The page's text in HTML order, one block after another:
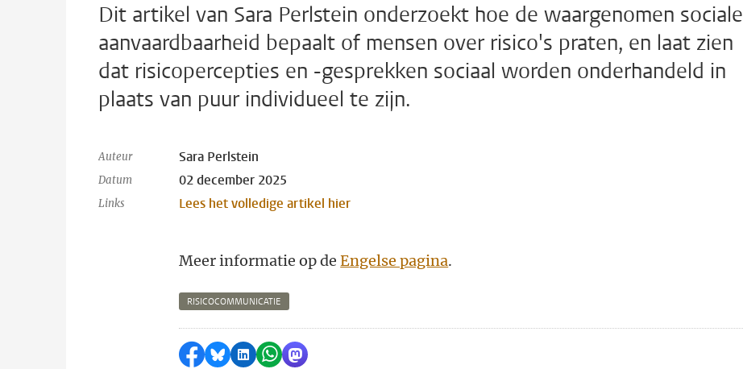
Dit artikel van Sara Perlstein onderzoekt hoe de waargenomen sociale
aanvaardbaarheid bepaalt of mensen over risico's praten, en laat zien
dat risicopercepties en -gesprekken sociaal worden onderhandeld in
plaats van puur individueel te zijn.
Auteur Sara Perlstein
Datum 02 december 2025
Links Lees het volledige artikel hier
Meer informatie op deEngelse pagina.
RISICOCOMMUNICATIE
Delen op Facebook
Delen via Bluesky
Delen op LinkedIn
Delen via WhatsApp
Delen via Mastodon